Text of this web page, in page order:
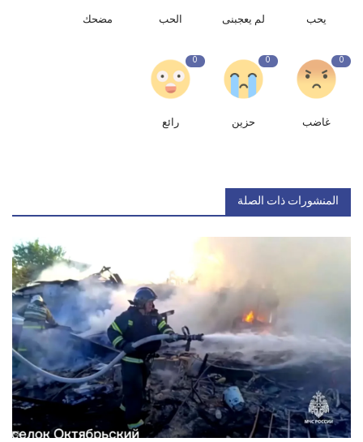
يحب لم يعجبنى الحب مضحك
0
غاضب
0
حزين
0
رائع
المنشورات ذات الصلة